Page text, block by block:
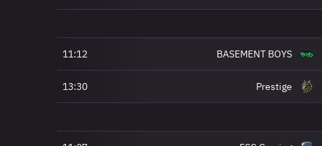
11:12 BASEMENT BOYS
13:30 Prestige